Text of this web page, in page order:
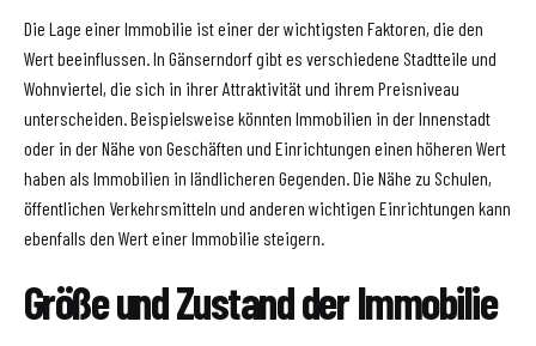
Die Lage einer Immobilie ist einer der wichtigsten Faktoren, die den
Wert beeinflussen. In Gänserndorf gibt es verschiedene Stadtteile und
Wohnviertel, die sich in ihrer Attraktivität und ihrem Preisniveau
unterscheiden. Beispielsweise könnten Immobilien in der Innenstadt
oder in der Nähe von Geschäften und Einrichtungen einen höheren Wert
haben als Immobilien in ländlicheren Gegenden. Die Nähe zu Schulen,
öffentlichen Verkehrsmitteln und anderen wichtigen Einrichtungen kann
ebenfalls den Wert einer Immobilie steigern.
Größe und Zustand der Immobilie